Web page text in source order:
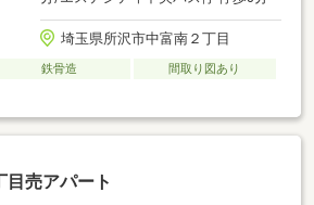
埼玉県所沢市中富南２丁目
鉄骨造
間取り図あり
目売アパート